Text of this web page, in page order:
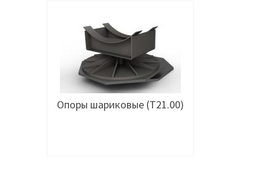
Опоры шариковые (Т21.00)